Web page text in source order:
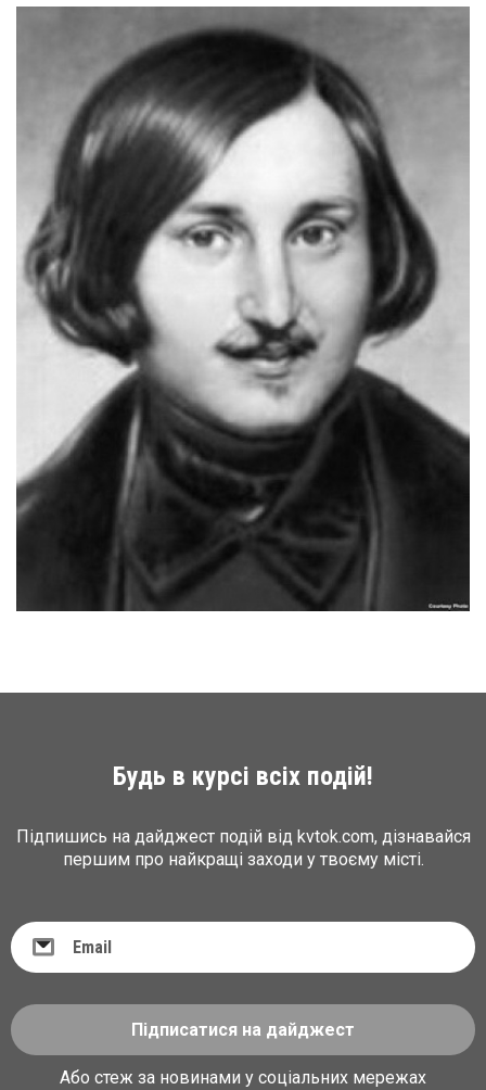
Будь в курсі всіх подій!
Підпишись на дайджест подій від kvtok.com, дізнавайся
першим про найкращі заходи у твоєму місті.
Підписатися на дайджест
Або стеж за новинами у соціальних мережах